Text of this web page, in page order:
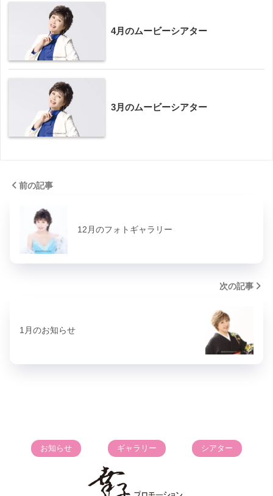
4月のムービーシアター
3月のムービーシアター
前の記事
12月のフォトギャラリー
次の記事
1月のお知らせ
お知らせ ギャラリー シアター